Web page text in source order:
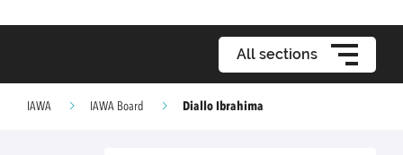
All sections
IAWA IAWA Board Diallo Ibrahima